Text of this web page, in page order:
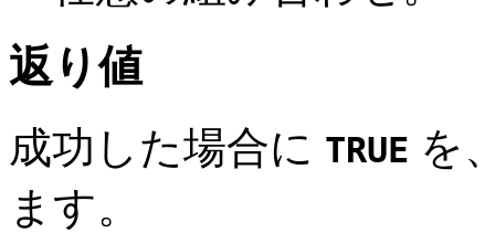
返り値
成功した場合に TRUE を
ます。